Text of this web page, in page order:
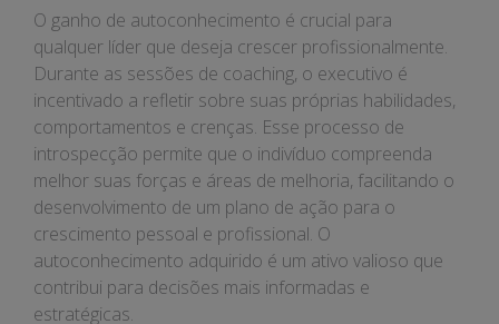
O ganho de autoconhecimento é crucial para
qualquer líder que deseja crescer profissionalmente.
Durante as sessões de coaching, o executivo é
incentivado a refletir sobre suas próprias habilidades,
comportamentos e crenças. Esse processo de
introspecção permite que o indivíduo compreenda
melhor suas forças e áreas de melhoria, facilitando o
desenvolvimento de um plano de ação para o
crescimento pessoal e profissional. O
autoconhecimento adquirido é um ativo valioso que
contribui para decisões mais informadas e
estratégicas.